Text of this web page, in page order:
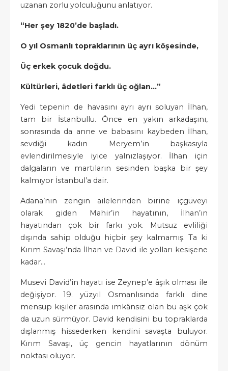
uzanan zorlu yolculuğunu anlatıyor.
“Her şey 1820’de başladı.
O yıl Osmanlı topraklarının üç ayrı köşesinde,
Üç erkek çocuk doğdu.
Kültürleri, âdetleri farklı üç oğlan…”
Yedi tepenin de havasını ayrı ayrı soluyan İlhan,
tam bir İstanbullu. Önce en yakın arkadaşını,
sonrasında da anne ve babasını kaybeden İlhan,
sevdiği kadın Meryem’in başkasıyla
evlendirilmesiyle iyice yalnızlaşıyor. İlhan için
dalgaların ve martıların sesinden başka bir şey
kalmıyor İstanbul’a dair.
Adana’nın zengin ailelerinden birine içgüveyi
olarak giden Mahir’in hayatının, İlhan’ın
hayatından çok bir farkı yok. Mutsuz evliliği
dışında sahip olduğu hiçbir şey kalmamış. Ta ki
Kırım Savaşı’nda İlhan ve David ile yolları kesişene
kadar...
Musevi David’in hayatı ise Zeynep’e âşık olması ile
değişiyor. 19. yüzyıl Osmanlısında farklı dine
mensup kişiler arasında imkânsız olan bu aşk çok
da uzun sürmüyor. David kendisini bu topraklarda
dışlanmış hissederken kendini savaşta buluyor.
Kırım Savaşı, üç gencin hayatlarının dönüm
noktası oluyor.